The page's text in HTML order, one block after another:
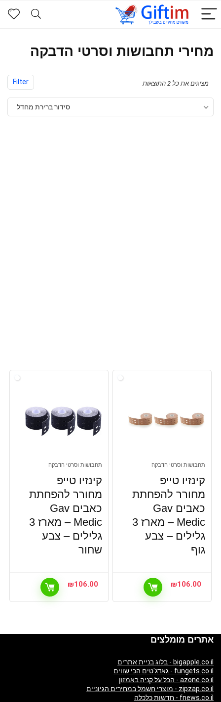
מחירי תחבושות וסרטי הדבקה
Filter מציגים את כל ⁦2⁩ התוצאות
סידור ברירת מחדל
תחבושות וסרטי הדבקה
קינזיו טייפ
מחורר להפחתת
כאבים Gav
Medic – מארז 3
גלילים – צבע
גוף
₪106.00
תחבושות וסרטי הדבקה
קינזיו טייפ
מחורר להפחתת
כאבים Gav
Medic – מארז 3
גלילים – צבע
שחור
₪106.00
אתרים מומלצים
bigapple.co.il - בלוג בניית אתרים
fungets.co.il - גאדג'טים הכי שווים
azone.co.il - הכל על קניה באמזון
zipzap.co.il - מוצרי חשמל במחירים הגיוניים
fnews.co.il - חדשות כלכלה